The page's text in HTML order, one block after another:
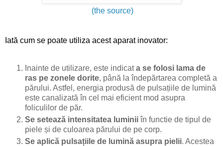
(the source)
Iată cum se poate utiliza acest aparat inovator:
Inainte de utilizare, este indicata se folosi lama de
ras pe zonele dorite, până la îndepărtarea completă a
părului. Astfel, energia produsă de pulsațiile de lumină
este canalizată în cel mai eficient mod asupra
foliculilor de păr.
Se setează intensitatea luminiiîn functie de tipul de
piele și de culoarea părului de pe corp.
Se aplică pulsațiile de lumină asupra pielii. Acestea